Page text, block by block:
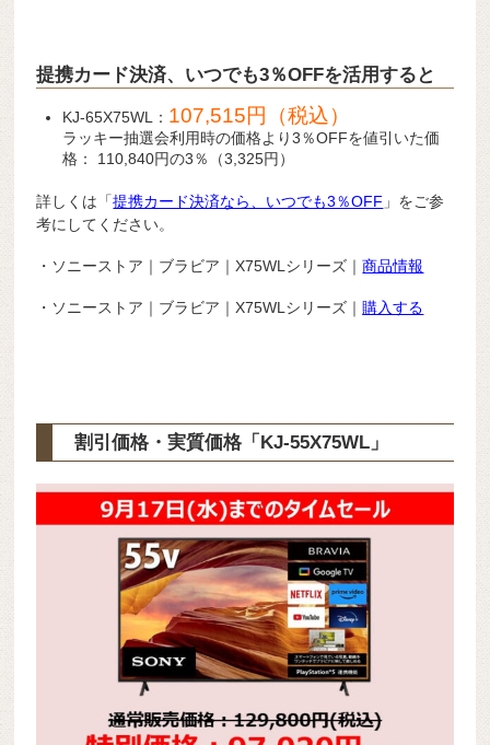
提携カード決済、いつでも3％OFFを活用すると
KJ-65X75WL： 107,515円（税込）
ラッキー抽選会利用時の価格より3％OFFを値引いた価
格： 110,840円の3％（3,325円）
詳しくは「提携カード決済なら、いつでも3％OFF 」をご参
考にしてください。
・ソニーストア｜ブラビア｜X75WLシリーズ｜商品情報
・ソニーストア｜ブラビア｜X75WLシリーズ｜ 購入する
割引価格・実質価格「KJ-55X75WL」